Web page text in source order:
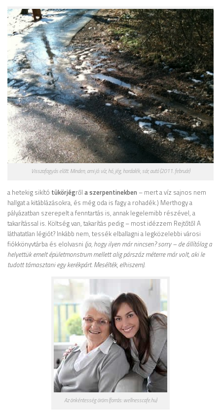
Visszafagyás előtt. Minden, ami jó: víz, hó, jég, hordalék, sár, autó (2011. február)
a hetekig sikító tükörjégről a szerpentinekben – mert a víz sajnos nem
hallgat a kitáblázásokra, és még oda is fagy a rohadék.) Merthogy a
pályázatban szerepelt a fenntartás is, annak legelemibb részével, a
takarítással is. Költség van, takarítás pedig – most idézzem Rejtőtől A
láthatatlan légiót? Inkább nem, tessék elballagni a legközelebbi városi
fiókkönyvtárba és elolvasni (ja, hogy ilyen már nincsen? sorry – de állítólag a
helyettük emelt épületmonstrum mellett alig párszáz méterre már volt, aki le
tudott támasztani egy kerékpárt. Mesélték, elhiszem).
Az önkéntesség öröm (forrás: wellnesscafe.hu)